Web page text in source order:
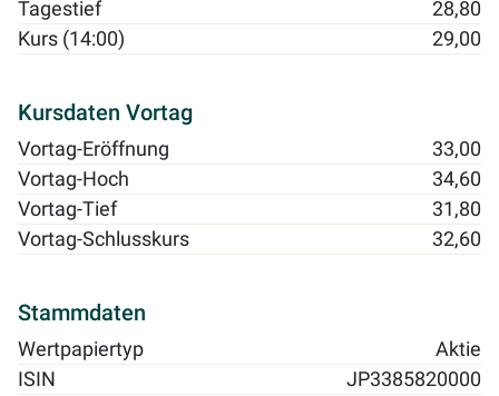
Tagestief
28,80
Kurs (14:00)
29,00
Kursdaten Vortag
Vortag-Eröffnung
33,00
Vortag-Hoch
34,60
Vortag-Tief
31,80
Vortag-Schlusskurs
32,60
Stammdaten
Wertpapiertyp
Aktie
ISIN
JP3385820000